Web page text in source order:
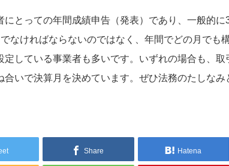
にとっての年間成績申告（発表）であり、一般的に
なければならないのではなく、年間でどの月でも
定している事業者も多いです。いずれの場合も、取
合いで決算月を決めています。ぜひ法務のたしなみ
Share Hatena